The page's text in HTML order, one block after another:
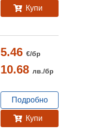
Купи
5.46 €/бр
10.68 лв./бр
Подробно
Купи